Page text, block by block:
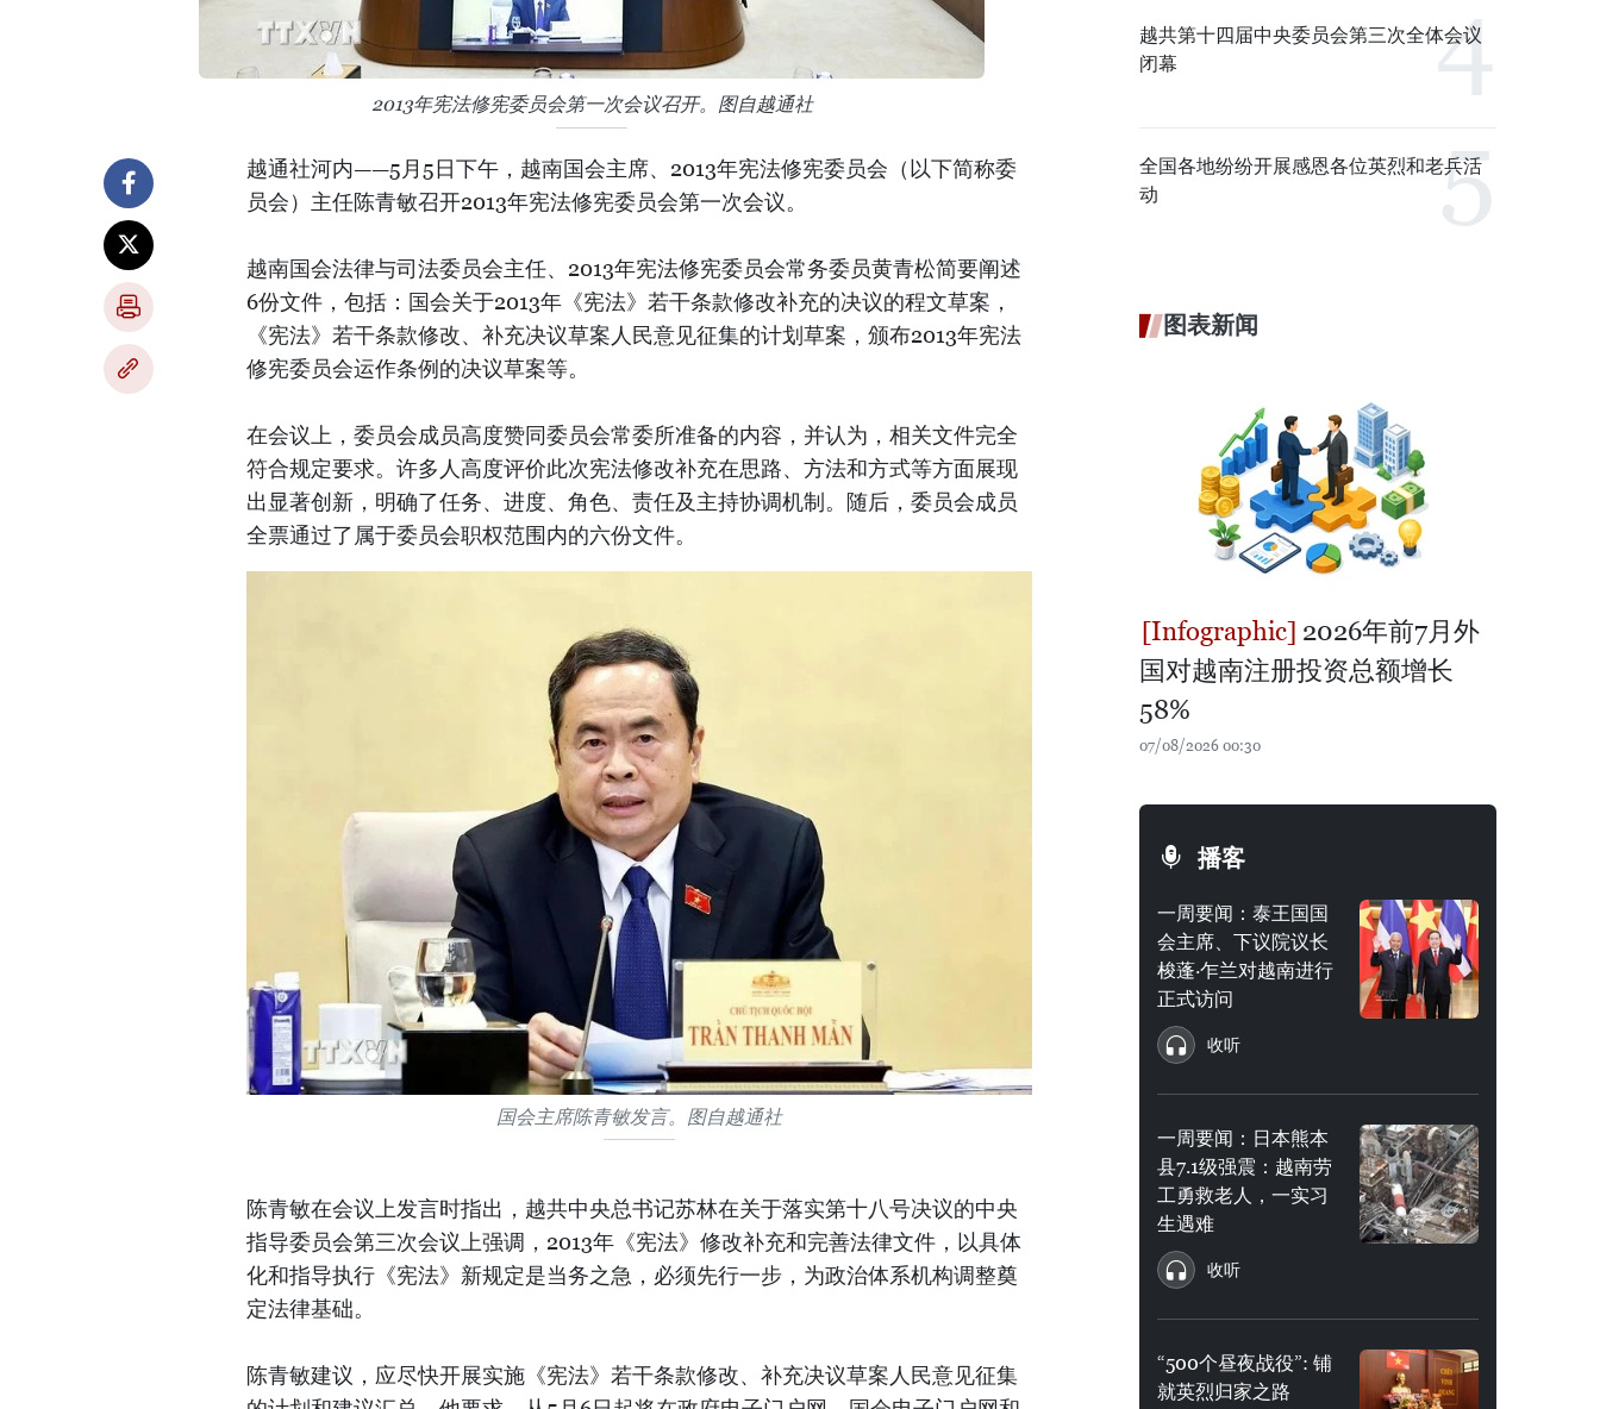
2013年宪法修宪委员会第一次会议召开。图自越通社
越通社河内——5月5日下午，越南国会主席、2013年宪法修宪委员会（以下简称委
员会）主任陈青敏召开2013年宪法修宪委员会第一次会议。
越南国会法律与司法委员会主任、2013年宪法修宪委员会常务委员黄青松简要阐述
6份文件，包括：国会关于2013年《宪法》若干条款修改补充的决议的程文草案，
《宪法》若干条款修改、补充决议草案人民意见征集的计划草案，颁布2013年宪法
修宪委员会运作条例的决议草案等。
在会议上，委员会成员高度赞同委员会常委所准备的内容，并认为，相关文件完全
符合规定要求。许多人高度评价此次宪法修改补充在思路、方法和方式等方面展现
出显著创新，明确了任务、进度、角色、责任及主持协调机制。随后，委员会成员
全票通过了属于委员会职权范围内的六份文件。
国会主席陈青敏发言。图自越通社
陈青敏在会议上发言时指出，越共中央总书记苏林在关于落实第十八号决议的中央
指导委员会第三次会议上强调，2013年《宪法》修改补充和完善法律文件，以具体
化和指导执行《宪法》新规定是当务之急，必须先行一步，为政治体系机构调整奠
定法律基础。
陈青敏建议，应尽快开展实施《宪法》若干条款修改、补充决议草案人民意见征集
越共第十四届中央委员会第三次全体会议
闭幕
全国各地纷纷开展感恩各位英烈和老兵活
动
图表新闻
2026年前7月外
国对越南注册投资总额增长
58%
07/08/2026 00:30
播客
一周要闻：泰王国国
会主席、下议院议长
梭蓬·乍兰对越南进行
正式访问
收听
一周要闻：日本熊本
县7.1级强震：越南劳
工勇救老人，一实习
生遇难
收听
“500个昼夜战役”: 铺
就英烈归家之路